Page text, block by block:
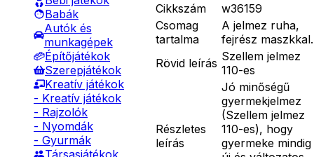
Babák
Autók és
munkagépek
Építőjátékok
Szerepjátékok
Kreatív játékok
- Kreatív játékok
- Rajzolók
- Nyomdák
- Gyurmák
Társasjátékok
Cikkszám
w36159
Csomag
tartalma
A jelmez ruha,
fejrész maszkkal.
Rövid leírás Szellem jelmez
110-es
Részletes
leírás
Jó minőségű
gyermekjelmez
(Szellem jelmez
110-es), hogy
gyermeke mindig